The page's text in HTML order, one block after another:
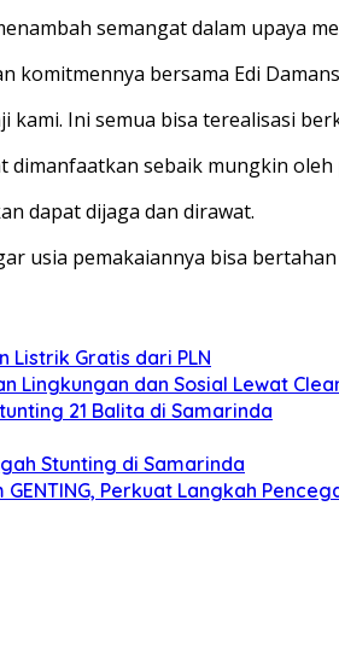
semangat dalam upaya
komitmennya bersama Edi
Ini semua bisa terealisasi
sebaik mungkin oleh
dapat dijaga dan dirawat.
usia pemakaiannya bisa bertahan
Listrik Gratis dari PLN
Lingkungan dan Sosial Lewat
21 Balita di Samarinda
Stunting di Samarinda
Perkuat Langkah